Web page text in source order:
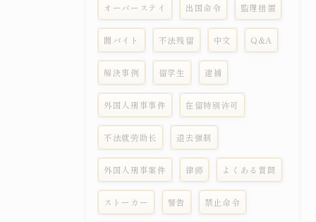
オーバーステイ 出国命令 監理措置
闇バイト 不法残留 中文 Q&A
解決事例 留学生 逮捕
外国人刑事事件 在留特别许可
不法就劳助长 退去强制
外国人刑事案件 律师 よくある質問
ストーカー 警告 禁止命令